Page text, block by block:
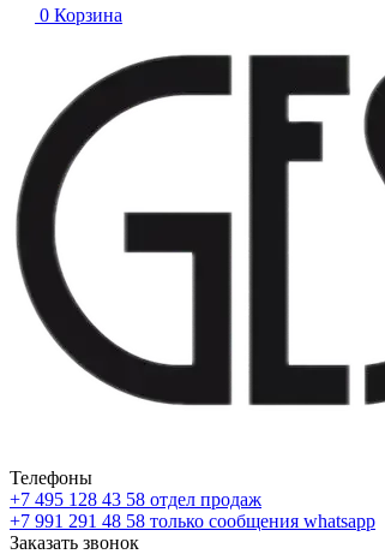
0 Корзина
Телефоны
+7 495 128 43 58 отдел продаж
+7 991 291 48 58 только сообщения whatsapp
Заказать звонок